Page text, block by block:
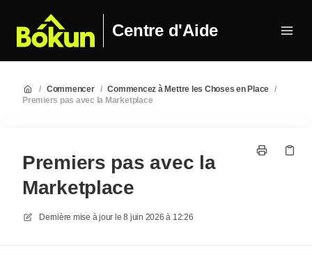
Centre d'Aide
/ Commencer / Commencez à Mettre les Choses en Place /
Premiers pas avec la Marketplace
Premiers pas avec la
Marketplace
Dernière mise à jour le 8 juin 2026 à 12:26